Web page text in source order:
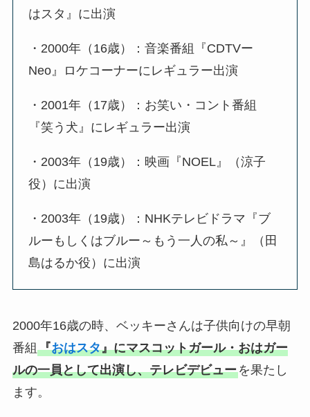
はスタ』に出演
・2000年（16歳）：音楽番組『CDTVー
Neo』ロケコーナーにレギュラー出演
・2001年（17歳）：お笑い・コント番組
『笑う犬』にレギュラー出演
・2003年（19歳）：映画『NOEL』（涼子
役）に出演
・2003年（19歳）：NHKテレビドラマ『ブ
ルーもしくはブルー～もう一人の私～』（田
島はるか役）に出演
2000年16歳の時、ベッキーさんは子供向けの早朝
番組 『おはスタ』にマスコットガール・おはガー
ルの一員として出演し、テレビデビューを果たし
ます。